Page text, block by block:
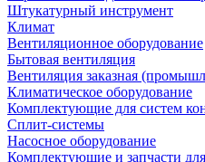
Штукатурный инструмент
Климат
Вентиляционное оборудование
Бытовая вентиляция
Вентиляция заказная
Климатическое оборудование
Комплектующие для систем
Сплит-системы
Насосное оборудование
Комплектующие и запчасти